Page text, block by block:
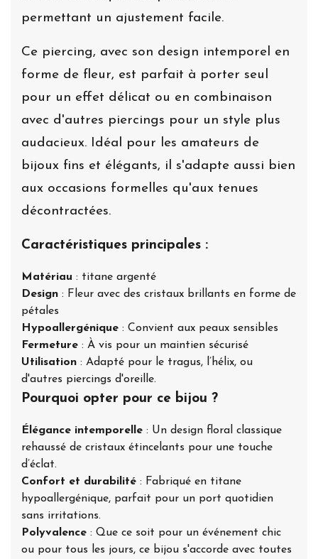
permettant un ajustement facile.
Ce piercing, avec son design intemporel en
forme de fleur, est parfait à porter seul
pour un effet délicat ou en combinaison
avec d'autres piercings pour un style plus
audacieux. Idéal pour les amateurs de
bijoux fins et élégants, il s'adapte aussi bien
aux occasions formelles qu'aux tenues
décontractées.
Caractéristiques principales :
Matériau : titane argenté
Design : Fleur avec des cristaux brillants en forme de
pétales
Hypoallergénique : Convient aux peaux sensibles
Fermeture : À vis pour un maintien sécurisé
Utilisation : Adapté pour le tragus, l’hélix, ou
d'autres piercings d'oreille.
Pourquoi opter pour ce bijou ?
Élégance intemporelle : Un design floral classique
rehaussé de cristaux étincelants pour une touche
d’éclat.
Confort et durabilité : Fabriqué en titane
hypoallergénique, parfait pour un port quotidien
sans irritations.
Polyvalence : Que ce soit pour un événement chic
ou pour tous les jours, ce bijou s'accorde avec toutes